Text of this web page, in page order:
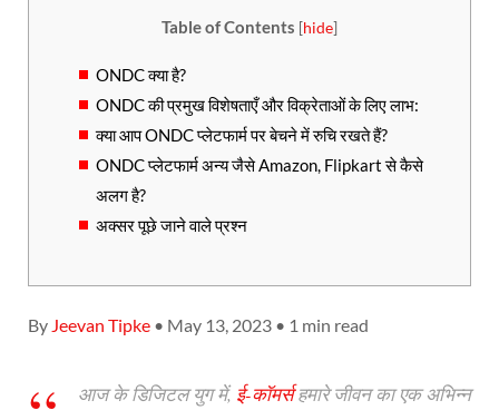
Table of Contents [hide]
ONDC क्या है?
ONDC की प्रमुख विशेषताएँ और विक्रेताओं के लिए लाभ:
क्या आप ONDC प्लेटफार्म पर बेचने में रुचि रखते हैं?
ONDC प्लेटफार्म अन्य जैसे Amazon, Flipkart से कैसे
अलग है?
अक्सर पूछे जाने वाले प्रश्न
By Jeevan Tipke • May 13, 2023 • 1 min read
आज के डिजिटल युग में, ई-कॉमर्सहमारे जीवन का एक अभिन्न